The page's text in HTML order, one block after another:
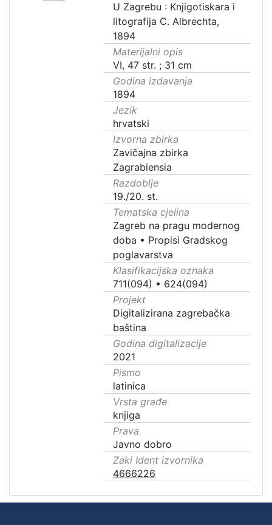
U Zagrebu : Knjigotiskara i
litografija C. Albrechta,
1894
Materijalni opis
VI, 47 str. ; 31 cm
Godina izdavanja
1894
Jezik
hrvatski
Izvorna zbirka
Zavičajna zbirka
Zagrabiensia
Razdoblje
19./20. st.
Tematska cjelina
Zagreb na pragu modernog
doba • Propisi Gradskog
poglavarstva
Klasifikacijska oznaka
711(094) • 624(094)
Projekt
Digitalizirana zagrebačka
baština
Godina digitalizacije
2021
Pismo
latinica
Vrsta građe
knjiga
Prava
Javno dobro
Zaki Ident izvornika
4666226